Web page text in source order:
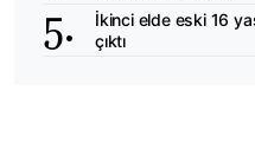
İkinci elde eski 16
çıktı